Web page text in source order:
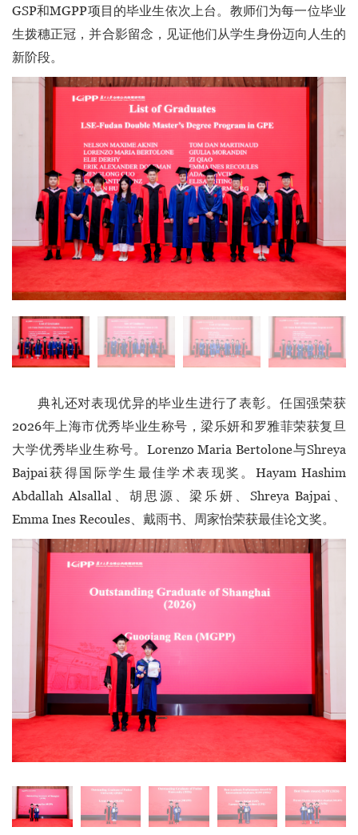
GSP和MGPP项目的毕业生依次上台。教师们为每一位毕业
生拨穗正冠，并合影留念，见证他们从学生身份迈向人生的
新阶段。
典礼还对表现优异的毕业生进行了表彰。任国强荣获
2026年上海市优秀毕业生称号，梁乐妍和罗雅菲荣获复旦
大学优秀毕业生称号。Lorenzo Maria Bertolone与Shreya
Bajpai获得国际学生最佳学术表现奖。Hayam Hashim
Abdallah Alsallal、胡思源、梁乐妍、Shreya Bajpai、
Emma Ines Recoules、戴雨书、周家怡荣获最佳论文奖。